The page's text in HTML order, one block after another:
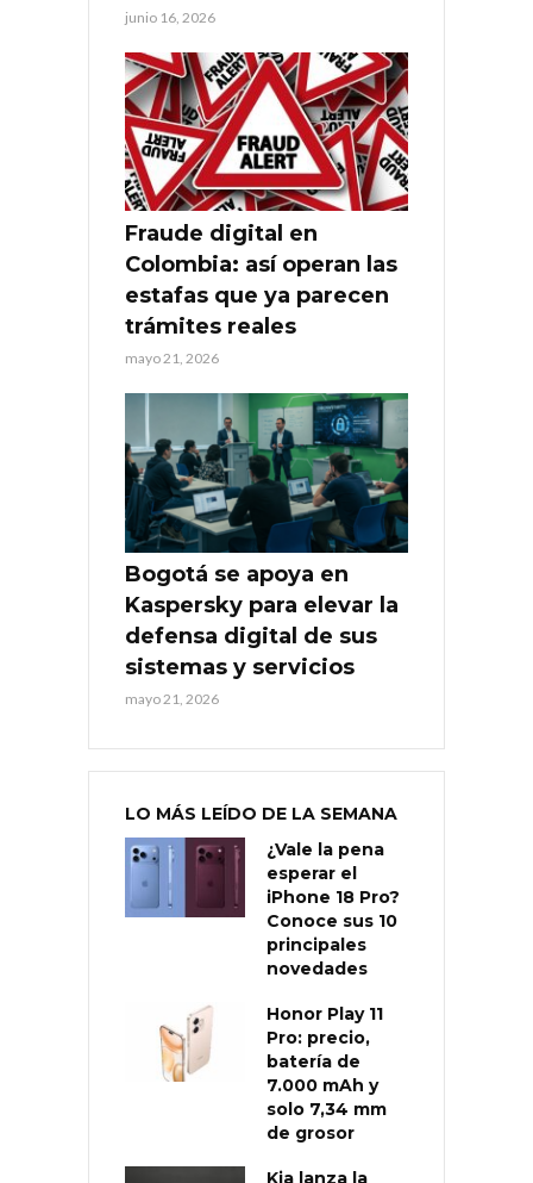
junio 16, 2026
Fraude digital en
Colombia: así operan las
estafas que ya parecen
trámites reales
mayo 21, 2026
Bogotá se apoya en
Kaspersky para elevar la
defensa digital de sus
sistemas y servicios
mayo 21, 2026
LO MÁS LEÍDO DE LA SEMANA
¿Vale la pena
esperar el
iPhone 18 Pro?
Conoce sus 10
principales
novedades
Honor Play 11
Pro: precio,
batería de
7.000 mAh y
solo 7,34 mm
de grosor
Kia lanza la